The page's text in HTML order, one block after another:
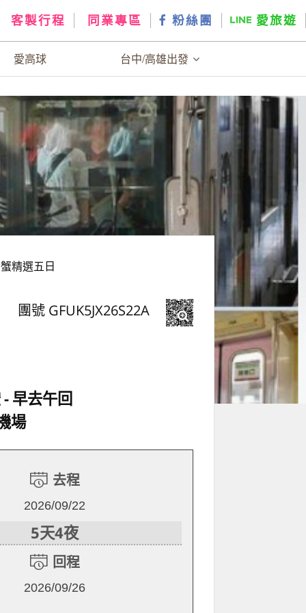
客製行程 同業專區 粉絲團 愛旅遊
愛高球 台中/高雄出發
精選五日
團號 GFUK5JX26S22A
早去午回
場
去程
2026/09/22
5天4夜
回程
2026/09/26